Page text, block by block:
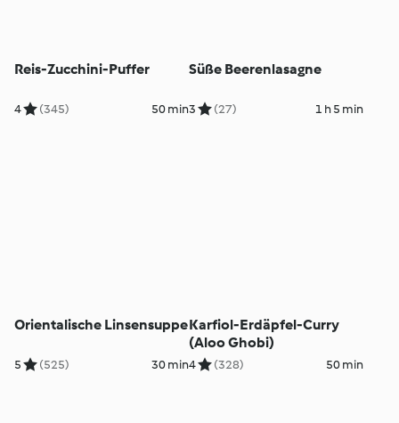
Reis-Zucchini-Puffer
4 (345) 50 min
Süße Beerenlasagne
3 (27) 1 h 5 min
Orientalische Linsensuppe
5 (525) 30 min
Karfiol-Erdäpfel-Curry
(Aloo Ghobi)
4 (328) 50 min